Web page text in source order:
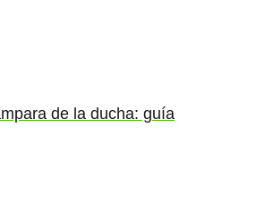
de la ducha: guía